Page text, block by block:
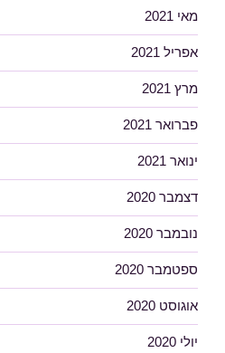
מאי 2021
אפריל 2021
מרץ 2021
פברואר 2021
ינואר 2021
דצמבר 2020
נובמבר 2020
ספטמבר 2020
אוגוסט 2020
יולי 2020